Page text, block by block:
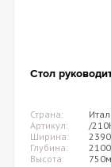
Стол
Страна:
Артикул:
/
Ширина:
Глубина:
Высота: